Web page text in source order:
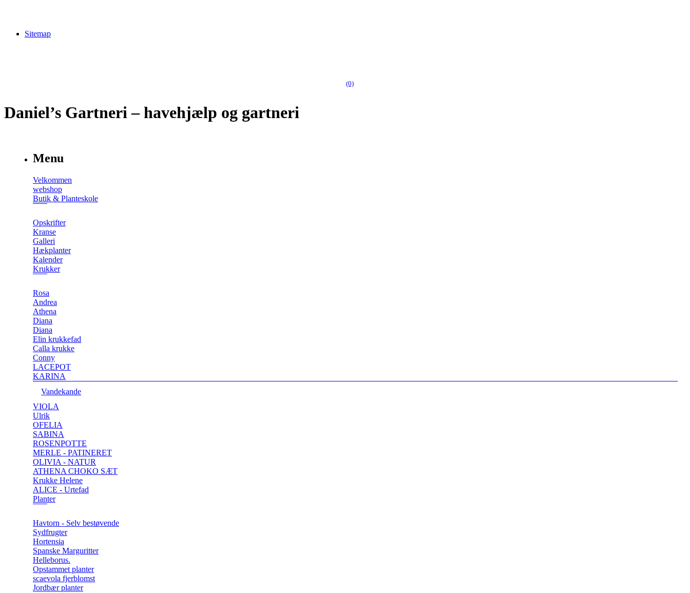
Sitemap
(0)
Daniel’s Gartneri – havehjælp og gartneri
Menu
Velkommen
webshop
Butik & Planteskole
Opskrifter
Kranse
Galleri
Hækplanter
Kalender
Krukker
Rosa
Andrea
Athena
Diana
Diana
Elin krukkefad
Calla krukke
Conny
LACEPOT
KARINA
Vandekande
VIOLA
Ulrik
OFELIA
SABINA
ROSENPOTTE
MERLE - PATINERET
OLIVIA - NATUR
ATHENA CHOKO SÆT
Krukke Helene
ALICE - Urtefad
Planter
Havtorn - Selv bestøvende
Sydfrugter
Hortensia
Spanske Marguritter
Helleborus.
Opstammet planter
scaevola fjerblomst
Jordbær planter